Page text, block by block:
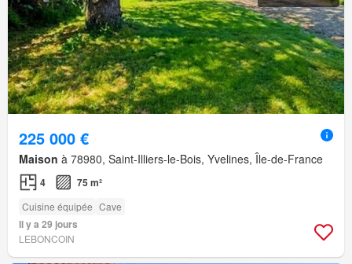
225 000 €
Maison à 78980, Saint-Illiers-le-Bois, Yvelines, Île-de-France
4 75 m²
Cuisine équipée Cave
Il y a 29 jours
LEBONCOIN